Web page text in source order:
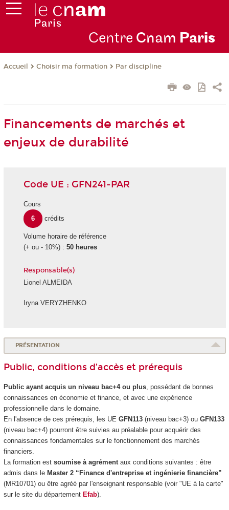
Centre Cnam Paris
Accueil Choisir ma formation Par discipline
Financements de marchés et
enjeux de durabilité
Code UE : GFN241-PAR
Cours
6
crédits
Volume horaire de référence
(+ ou - 10%) : 50 heures
Responsable(s)
Lionel ALMEIDA
Iryna VERYZHENKO
PRÉSENTATION
Public, conditions d’accès et prérequis
Public ayant acquis un niveau bac+4 ou plus, possédant de bonnes
connaissances en économie et finance, et avec une expérience
professionnelle dans le domaine.
En l'absence de ces prérequis, les UE GFN113 (niveau bac+3) ou GFN133
(niveau bac+4) pourront être suivies au préalable pour acquérir des
connaissances fondamentales sur le fonctionnement des marchés
financiers.
La formation est soumise à agrémentaux conditions suivantes : être
admis dans le Master 2 “Finance d'entreprise et ingénierie financière”
(MR10701) ou être agréé par l'enseignant responsable (voir "UE à la carte"
sur le site du département Efab).